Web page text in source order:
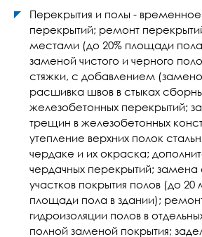
Перекрытия и полы -
перекрытий; ремонт
местами (до 20% площади
заменой чистого и черного
стяжки, с добавлением
расшивка швов в стыках
железобетонных перекрытий;
трещин в железобетонных
утепление верхних полок
чердаке и их окраска;
чердачных перекрытий; замена
участков покрытия полов (до
площади пола в здании);
гидроизоляции полов в
полной заменой покрытия;